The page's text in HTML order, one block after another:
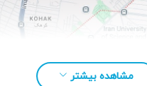
مشاهده بیشتر